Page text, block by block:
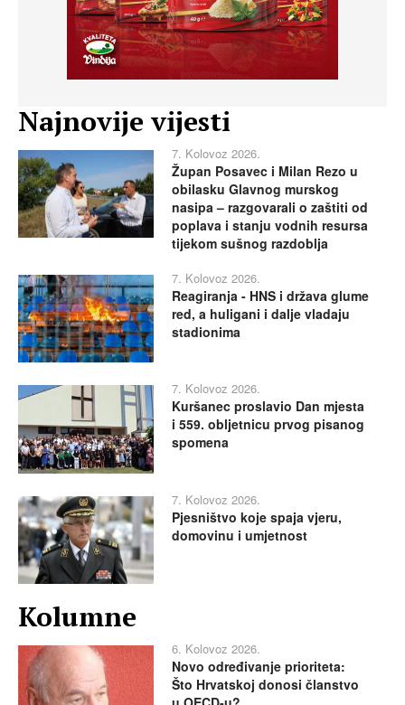
Najnovije vijesti
7. Kolovoz 2026.
Župan Posavec i Milan Rezo u
obilasku Glavnog murskog
nasipa – razgovarali o zaštiti od
poplava i stanju vodnih resursa
tijekom sušnog razdoblja
7. Kolovoz 2026.
Reagiranja - HNS i država glume
red, a huligani i dalje vladaju
stadionima
7. Kolovoz 2026.
Kuršanec proslavio Dan mjesta
i 559. obljetnicu prvog pisanog
spomena
7. Kolovoz 2026.
Pjesništvo koje spaja vjeru,
domovinu i umjetnost
Kolumne
6. Kolovoz 2026.
Novo određivanje prioriteta:
Što Hrvatskoj donosi članstvo